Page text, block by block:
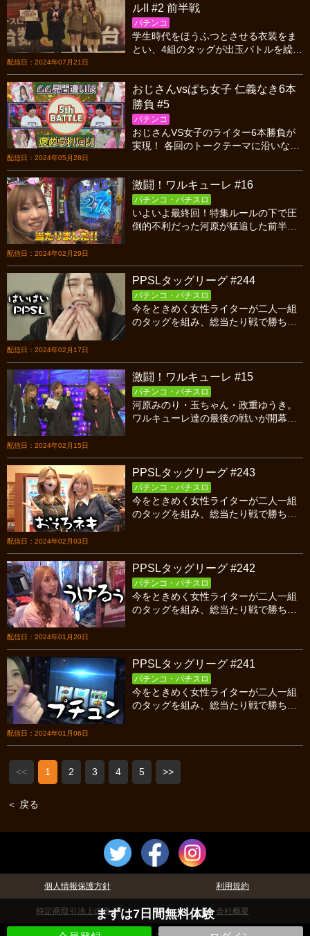
まずは7日間無料体験
配信日：2024年07月21日
ルII #2 前半戦
パチンコ
学生時代をほうふつとさせる衣装をま
とい、4組のタッグが出玉バトルを繰り
ンバーのなか、大とんでん返しが起こ
る…!?
配信日：2024年05月28日
おじさんvsぱち女子 仁義なき6本
勝負 #5
パチンコ
おじさんVS女子のライター6本勝負が
実現！ 各回のトークテーマに沿いなが
い」、ムム見間違いが政重ゆうきに甘
やかされる!?
配信日：2024年02月29日
激闘！ワルキューレ #16
パチンコ・パチスロ
いよいよ最終回！特集ルールの下で圧
倒的不利だった河原が猛追した前半
は誰の手に！？
配信日：2024年02月17日
PPSLタッグリーグ #244
パチンコ・パチスロ
今をときめく女性ライターが二人一組
のタッグを組み、総当たり戦で勝ち点
です！
配信日：2024年02月15日
激闘！ワルキューレ #15
パチンコ・パチスロ
河原みのり・玉ちゃん・政重ゆうき。
ワルキューレ達の最後の戦いが開幕。
配信日：2024年02月03日
PPSLタッグリーグ #243
パチンコ・パチスロ
今をときめく女性ライターが二人一組
のタッグを組み、総当たり戦で勝ち点
です！
配信日：2024年01月20日
PPSLタッグリーグ #242
パチンコ・パチスロ
今をときめく女性ライターが二人一組
のタッグを組み、総当たり戦で勝ち点
す！
配信日：2024年01月06日
PPSLタッグリーグ #241
パチンコ・パチスロ
今をときめく女性ライターが二人一組
のタッグを組み、総当たり戦で勝ち点
す！
<< 1 2 3 4 5 >>
＜ 戻る
個人情報保護方針 利用規約
特定商取引法上の表示 会社概要